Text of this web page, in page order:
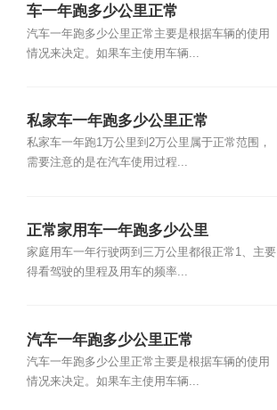
车一年跑多少公里正常
汽车一年跑多少公里正常主要是根据车辆的使用
情况来决定。如果车主使用车辆...
私家车一年跑多少公里正常
私家车一年跑1万公里到2万公里属于正常范围，
需要注意的是在汽车使用过程...
正常家用车一年跑多少公里
家庭用车一年行驶两到三万公里都很正常1、主要
得看驾驶的里程及用车的频率...
汽车一年跑多少公里正常
汽车一年跑多少公里正常主要是根据车辆的使用
情况来决定。如果车主使用车辆...